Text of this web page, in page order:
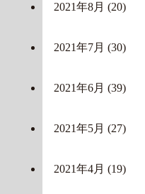
2021年8月 (20)
2021年7月 (30)
2021年6月 (39)
2021年5月 (27)
2021年4月 (19)